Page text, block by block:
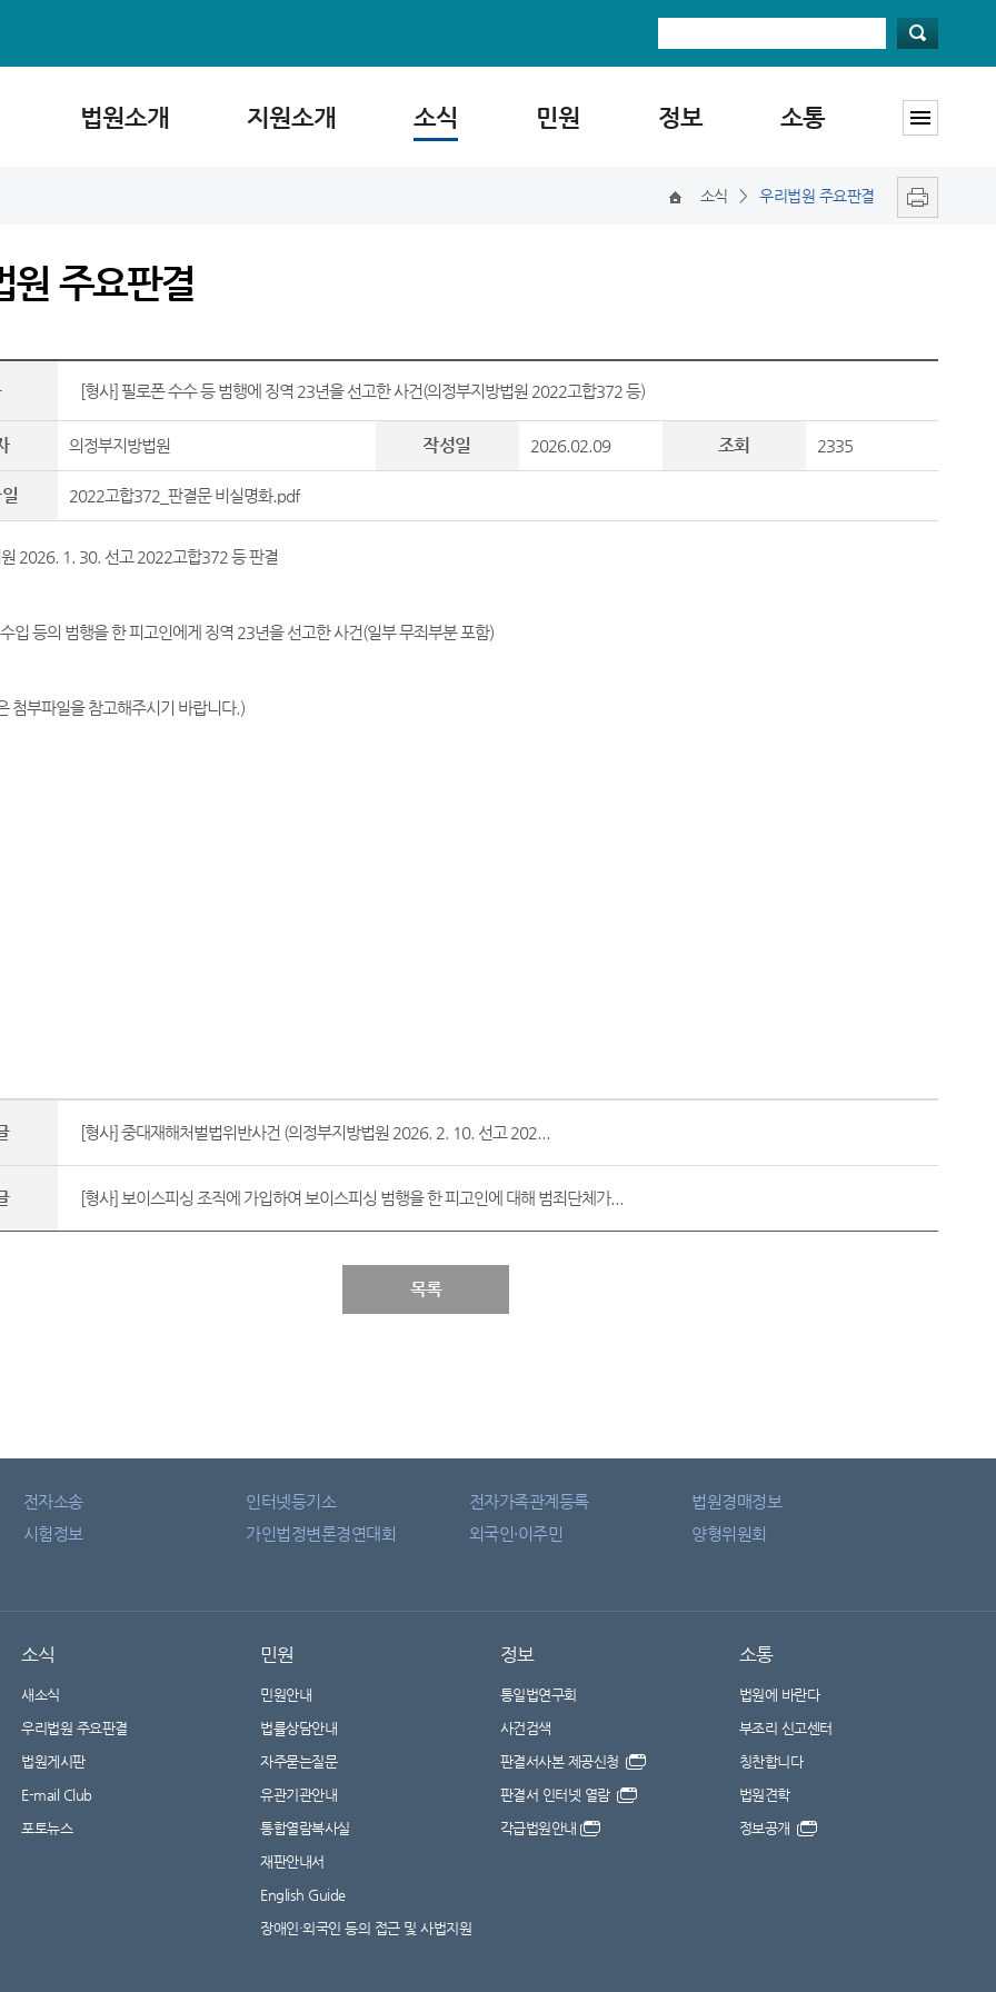
법원소개 지원소개 소식 민원 정보 소통
소식 > 우리법원 주요판결
원 주요판결
[형사] 필로폰 수수 등 범행에 징역 23년을 선고한 사건(의정부지방법원 2022고합372 등)
의정부지방법원 작성일 2026.02.09 조회 2335
2022고합372_판결문 비실명화.pdf
2026. 1. 30. 선고 2022고합372 등 판결
입 등의 범행을 한 피고인에게 징역 23년을 선고한 사건(일부 무죄부분 포함)
첨부파일을 참고해주시기 바랍니다.)
[형사] 중대재해처벌법위반사건 (의정부지방법원 2026. 2. 10. 선고 202...
[형사] 보이스피싱 조직에 가입하여 보이스피싱 범행을 한 피고인에 대해 범죄단체가...
목록
전자소송 인터넷등기소 전자가족관계등록
법원경매정보
시험정보 가인법정변론경연대회 외국인·이주민
양형위원회
소식
새소식
우리법원 주요판결
법원게시판
E-mail Club
포토뉴스
민원
민원안내
법률상담안내
자주묻는질문
유관기관안내
통합열람복사실
재판안내서
English Guide
장애인·외국인 등의 접근 및 사법지원
정보
통일법연구회
사건검색
판결서사본 제공신청
판결서 인터넷 열람
각급법원안내
소통
법원에 바란다
부조리 신고센터
칭찬합니다
법원견학
정보공개